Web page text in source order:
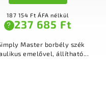
87 049 Ft ÁFA nélkül
110 552 Ft
?
ki az Önnek tetsző színt
A székek egyedi...